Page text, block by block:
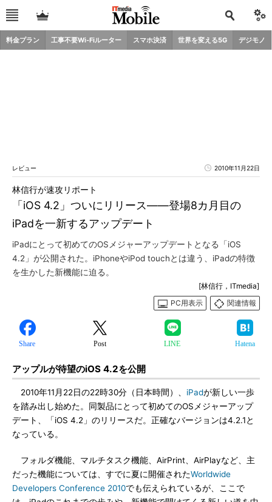
料金プラン 工事不要Wi-Fiルーター スマホ決済 世界を変える5G デジモノ
レビュー 2010年11月22日
「iOS 4.2」ついにリリース――登場8カ月目の
iPadを一新するアップデート
林信行が速攻リポート
iPadにとって初めてのOSメジャーアップデートとなる「iOS
4.2」が公開された。iPhoneやiPod touchとは違う、iPadの特徴
を生かした新機能に迫る。
[林信行，ITmedia]
PC用表示
関連情報
Share Post LINE Hatena
アップルが待望のiOS 4.2を公開
2010年11月22日の22時30分（日本時間）、 iPadが新しい一歩
を踏み出し始めた。同製品にとって初めてのOSメジャーアップ
デート、「iOS 4.2」のリリースだ。正確なバージョンは4.2.1と
なっている。
フォルダ機能、マルチタスク機能、AirPrint、AirPlayなど、主
だった機能については、すでに夏に開催されたWorldwide
Developers Conference 2010でも伝えられているが、ここで